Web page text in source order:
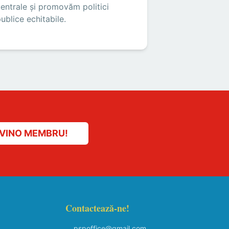
și promovăm politici
echitabile.
MEMBRU!
Contactează-ne!